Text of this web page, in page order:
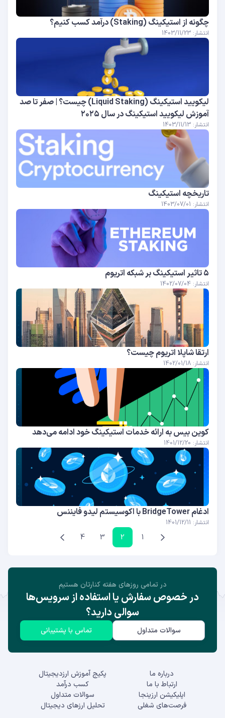
چگونه از استیکینگ (Staking) درآمد کسب کنیم؟
انتشار: 1403/11/23
لیکویید استیکینگ (Liquid Staking) چیست؟ | صفر تا صد
آموزش لیکویید استیکینگ در سال ۲۰۲۵
انتشار: 1403/11/13
تاریخچه استیکینگ
انتشار: 1403/07/01
۵ تاثیر استیکینگ بر شبکه اتریوم
انتشار: 1402/07/04
ارتقا شاپلا اتریوم چیست؟
انتشار: 1402/01/18
کوین بیس به ارائه خدمات استیکینگ خود ادامه می‌دهد
انتشار: 1401/12/20
ادغام BridgeTower با اکوسیستم لیدو فایننس
انتشار: 1401/12/11
1
2
3
4
در تمامی روز‌های هفته کنارتان هستیم
در خصوص سفارش یا استفاده از سرویس‌ها
سوالی دارید؟
سوالات متداول تماس با پشتیبانی
درباره ما
ارتباط با ما
اپلیکیشن ارزینجا
فرصت‌های شغلی
پکیج آموزش ارزدیجیتال
کسب درآمد
سوالات متداول
تحلیل ارزهای دیجیتال